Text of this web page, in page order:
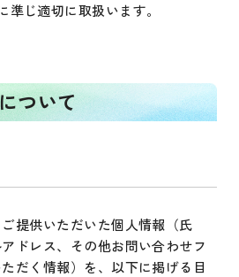
準じ適切に取扱います。
ついて
提供いただいた個人情報（氏
ドレス、その他お問い合わせフ
だく情報）を、以下に掲げる目